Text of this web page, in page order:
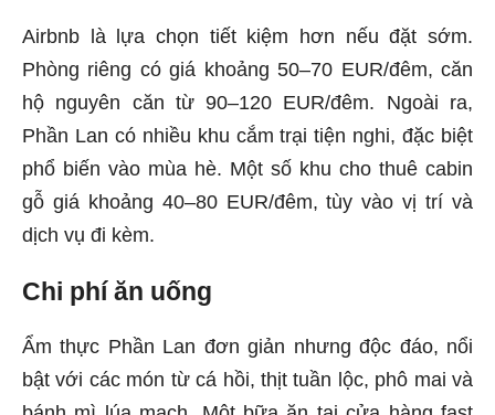
Airbnb là lựa chọn tiết kiệm hơn nếu đặt sớm.
Phòng riêng có giá khoảng 50–70 EUR/đêm, căn
hộ nguyên căn từ 90–120 EUR/đêm. Ngoài ra,
Phần Lan có nhiều khu cắm trại tiện nghi, đặc biệt
phổ biến vào mùa hè. Một số khu cho thuê cabin
gỗ giá khoảng 40–80 EUR/đêm, tùy vào vị trí và
dịch vụ đi kèm.
Chi phí ăn uống
Ẩm thực Phần Lan đơn giản nhưng độc đáo, nổi
bật với các món từ cá hồi, thịt tuần lộc, phô mai và